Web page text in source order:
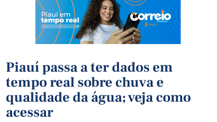
Piauí passa a ter dados em
tempo real sobre chuva e
qualidade da água; veja como
acessar